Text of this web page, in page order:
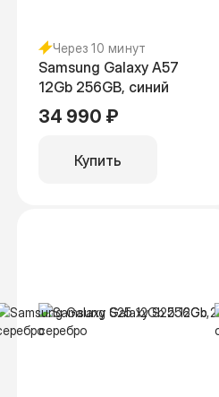
Через 10 минут
Samsung Galaxy A57
12Gb 256GB, синий
34 990 ₽
Купить